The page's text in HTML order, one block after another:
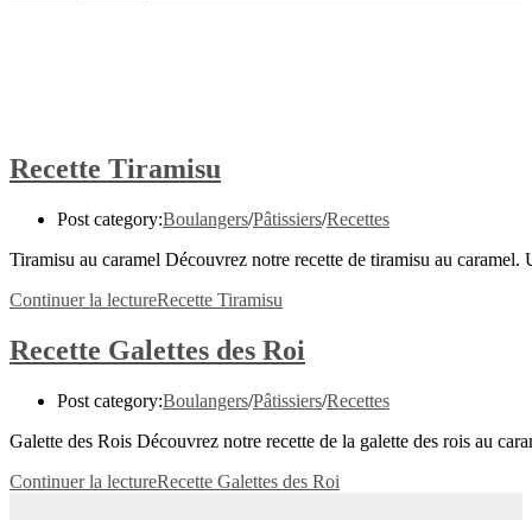
Recette Tiramisu
Post category:Boulangers/Pâtissiers/Recettes
Tiramisu au caramel Découvrez notre recette de tiramisu au
Continuer la lectureRecette Tiramisu
Recette Galettes des Roi
Post category:Boulangers/Pâtissiers/Recettes
Galette des Rois Découvrez notre recette de la galette des rois au
Continuer la lectureRecette Galettes des Roi